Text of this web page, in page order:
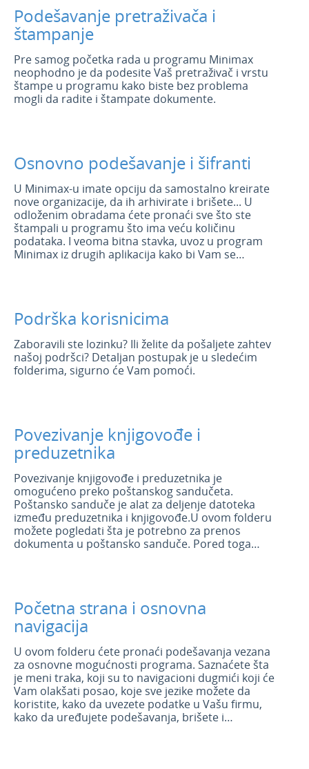
Podešavanje pretraživača i
štampanje
Pre samog početka rada u programu Minimax
neophodno je da podesite Vaš pretraživač i vrstu
štampe u programu kako biste bez problema
mogli da radite i štampate dokumente.
Osnovno podešavanje i šifranti
U Minimax-u imate opciju da samostalno kreirate
nove organizacije, da ih arhivirate i brišete... U
odloženim obradama ćete pronaći sve što ste
štampali u programu što ima veću količinu
podataka. I veoma bitna stavka, uvoz u program
Minimax iz drugih aplikacija kako bi Vam se
Podrška korisnicima
Zaboravili ste lozinku? Ili želite da pošaljete zahtev
našoj podršci? Detaljan postupak je u sledećim
folderima, sigurno će Vam pomoći.
Povezivanje knjigovođe i
preduzetnika
Povezivanje knjigovođe i preduzetnika je
omogućeno preko poštanskog sandučeta.
Poštansko sanduče je alat za deljenje datoteka
između preduzetnika i knjigovođe.U ovom folderu
možete pogledati šta je potrebno za prenos
dokumenta u poštansko sanduče. Pored toga
Početna strana i osnovna
navigacija
U ovom folderu ćete pronaći podešavanja vezana
za osnovne mogućnosti programa. Saznaćete šta
je meni traka, koji su to navigacioni dugmići koji će
Vam olakšati posao, koje sve jezike možete da
koristite, kako da uvezete podatke u Vašu firmu,
kako da uređujete podešavanja, brišete i